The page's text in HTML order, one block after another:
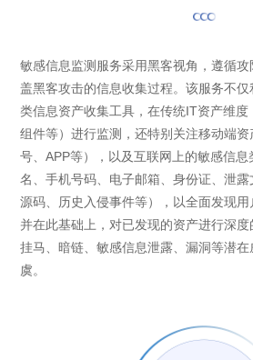
敏感信息监测服务采用黑客视角，遵循
盖黑客攻击的信息收集过程。该服务不
类信息资产收集工具，在传统IT资产维度
组件等）进行监测，还特别关注移动端
号、APP等），以及互联网上的敏感信
名、手机号码、电子邮箱、身份证、泄
源码、历史入侵事件等），以全面发现用
并在此基础上，对已发现的资产进行深
挂马、暗链、敏感信息泄露、漏洞等潜
虞。